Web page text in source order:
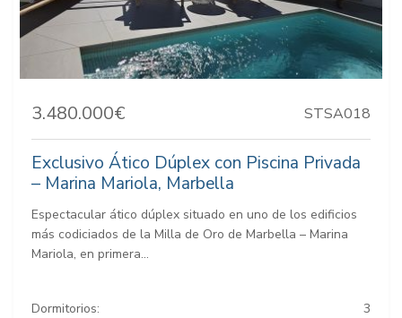
3.480.000€ STSA018
Exclusivo Ático Dúplex con Piscina Privada
– Marina Mariola, Marbella
Espectacular ático dúplex situado en uno de los edificios
más codiciados de la Milla de Oro de Marbella – Marina
Mariola, en primera...
Dormitorios:
3